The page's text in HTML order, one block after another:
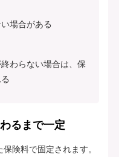
場合がある
わらない場合は、保
るまで一定
険料で固定されます。